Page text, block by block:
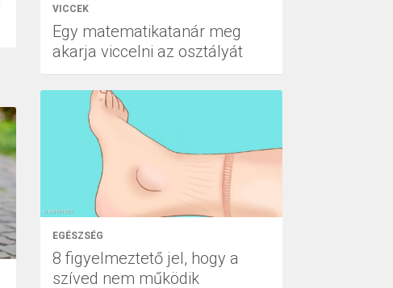
VICCEK
Egy matematikatanár meg
akarja viccelni az osztályát
EGÉSZSÉG
8 figyelmeztető jel, hogy a
szíved nem működik